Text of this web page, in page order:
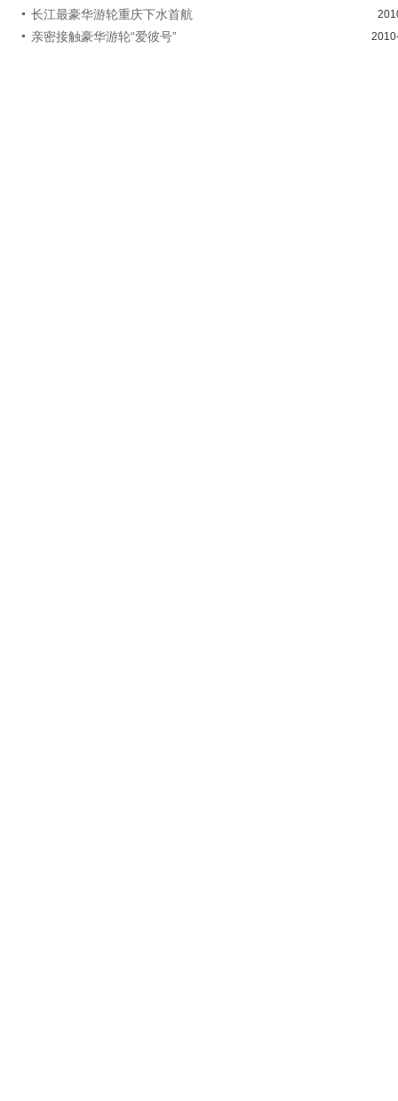
长江最豪华游轮重庆下水首航
亲密接触豪华游轮“爱彼号”